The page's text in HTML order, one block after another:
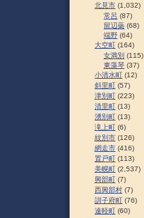
北見市 (1,032)
常呂 (87)
留辺蘂 (68)
端野 (64)
大空町 (164)
女満別 (115)
東藻琴 (37)
小清水町 (12)
斜里町 (57)
津別町 (223)
清里町 (13)
湧別町 (13)
滝上町 (6)
紋別市 (126)
網走市 (416)
置戸町 (113)
美幌町 (2,537)
興部町 (7)
西興部村 (7)
訓子府町 (76)
遠軽町 (60)